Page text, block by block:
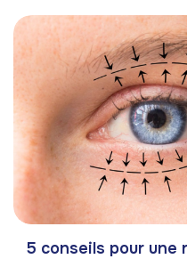
5 conseils pour une